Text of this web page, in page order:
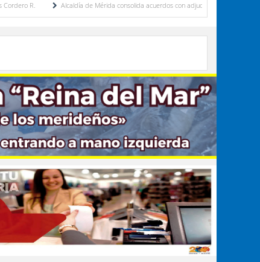
Alcaldía de Mérida consolida acuerdos con adjudicatarios del Mercado Periférico